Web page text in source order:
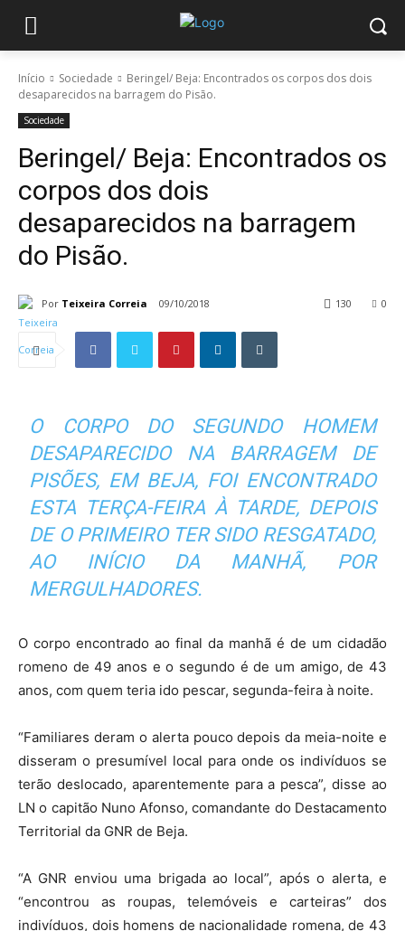
Início Sociedade
Beringel/ Beja: Encontrados os corpos dos dois
desaparecidos na barragem do Pisão.
Sociedade
Beringel/ Beja: Encontrados os
corpos dos dois
desaparecidos na barragem
do Pisão.
Por Teixeira Correia 09/10/2018 0
130
O CORPO DO SEGUNDO HOMEM
DESAPARECIDO NA BARRAGEM DE
PISÕES, EM BEJA, FOI ENCONTRADO
ESTA TERÇA-FEIRA À TARDE, DEPOIS
DE O PRIMEIRO TER SIDO RESGATADO,
AO INÍCIO DA MANHÃ, POR
MERGULHADORES.
O corpo encontrado ao final da manhã é de um cidadão
romeno de 49 anos e o segundo é de um amigo, de 43
anos, com quem teria ido pescar, segunda-feira à noite.
“Familiares deram o alerta pouco depois da meia-noite e
disseram o presumível local para onde os indivíduos se
terão deslocado, aparentemente para a pesca”, disse ao
LN o capitão Nuno Afonso, comandante do Destacamento
Territorial da GNR de Beja.
“A GNR enviou uma brigada ao local”, após o alerta, e
“encontrou as roupas, telemóveis e carteiras” dos
indivíduos, dois homens de nacionalidade romena, de 43